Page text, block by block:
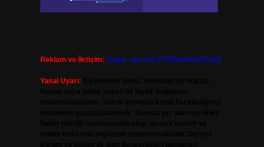
Reklam ve İletişim: Skype: live:.cid.575569c608265c69
Yasal Uyarı: